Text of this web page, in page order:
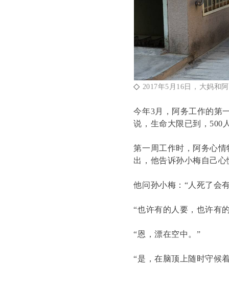
◇ 2017年5月16日，大妈和
今年3月，阿务工作的第
说，生命大限已到，500
第一周工作时，阿务心
出，他告诉孙小梅自己心
他问孙小梅：“人死了会
“也许有的人要，也许有
“恩，漂在空中。”
“是，在脑顶上随时守候